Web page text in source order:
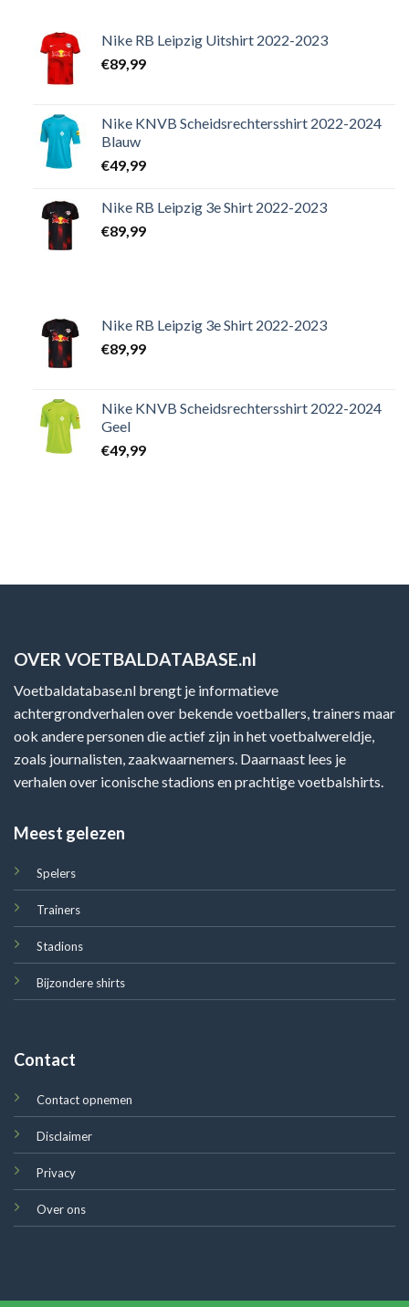
Nike RB Leipzig Uitshirt 2022-2023
€89,99
Nike KNVB Scheidsrechtersshirt 2022-2024
Blauw
€49,99
Nike RB Leipzig 3e Shirt 2022-2023
€89,99
Nike RB Leipzig 3e Shirt 2022-2023
€89,99
Nike KNVB Scheidsrechtersshirt 2022-2024
Geel
€49,99
OVER VOETBALDATABASE.nl
Voetbaldatabase.nl brengt je informatieve
achtergrondverhalen over bekende voetballers, trainers maar
ook andere personen die actief zijn in het voetbalwereldje,
zoals journalisten, zaakwaarnemers. Daarnaast lees je
verhalen over iconische stadions en prachtige voetbalshirts.
Meest gelezen
Spelers
Trainers
Stadions
Bijzondere shirts
Contact
Contact opnemen
Disclaimer
Privacy
Over ons